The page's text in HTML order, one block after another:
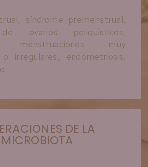
síndrome premenstrual,
ovarios poliquísticos,
menstruaciones muy
irregulares, endometriosis,
DE LA
MICROBIOTA